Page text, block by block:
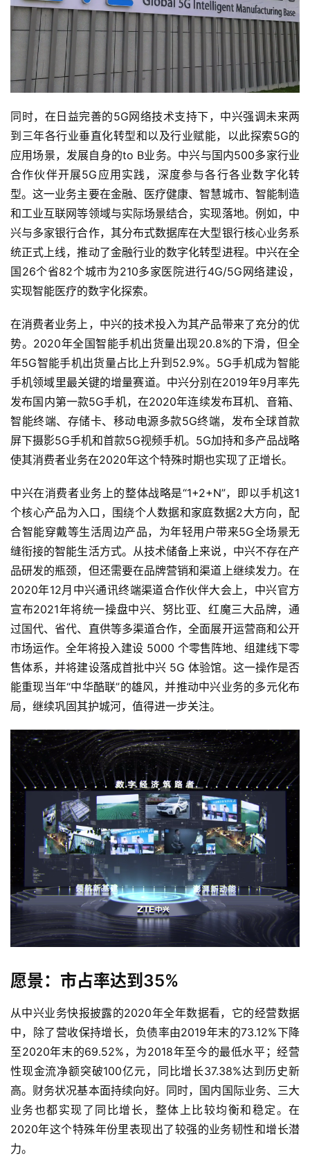
界
人
工
智
能
深
度
学
习
云
计
算
未
来
医
疗
智
能
驾
驶
智
慧
城
市
更
多
内
容
登录 注册
同时，在日益完善的5G网络技术支持下，中兴强调未来两
到三年各行业垂直化转型和以及行业赋能，以此探索5G的
应用场景，发展自身的to B业务。中兴与国内500多家行业
合作伙伴开展5G应用实践，深度参与各行各业数字化转
型。这一业务主要在金融、医疗健康、智慧城市、智能制造
和工业互联网等领域与实际场景结合，实现落地。例如，中
兴与多家银行合作，其分布式数据库在大型银行核心业务系
统正式上线，推动了金融行业的数字化转型进程。中兴在全
国26个省82个城市为210多家医院进行4G/5G网络建设，
实现智能医疗的数字化探索。
在消费者业务上，中兴的技术投入为其产品带来了充分的优
势。2020年全国智能手机出货量出现20.8%的下滑，但全
年5G智能手机出货量占比上升到52.9%。5G手机成为智能
手机领域里最关键的增量赛道。中兴分别在2019年9月率先
发布国内第一款5G手机，在2020年连续发布耳机、音箱、
智能终端、存储卡、移动电源多款5G终端，发布全球首款
屏下摄影5G手机和首款5G视频手机。5G加持和多产品战略
使其消费者业务在2020年这个特殊时期也实现了正增长。
中兴在消费者业务上的整体战略是“1+2+N”，即以手机这1
个核心产品为入口，围绕个人数据和家庭数据2大方向，配
合智能穿戴等生活周边产品，为年轻用户带来5G全场景无
缝衔接的智能生活方式。从技术储备上来说，中兴不存在产
品研发的瓶颈，但还需要在品牌营销和渠道上继续发力。在
2020年12月中兴通讯终端渠道合作伙伴大会上，中兴官方
宣布2021年将统一操盘中兴、努比亚、红魔三大品牌，通
过国代、省代、直供等多渠道合作，全面展开运营商和公开
市场运作。全年将投入建设 5000 个零售阵地、组建线下零
售体系，并将建设落成首批中兴 5G 体验馆。这一操作是否
能重现当年“中华酷联”的雄风，并推动中兴业务的多元化布
局，继续巩固其护城河，值得进一步关注。
愿景：市占率达到35%
从中兴业务快报披露的2020年全年数据看，它的经营数据
中，除了营收保持增长，负债率由2019年末的73.12%下降
至2020年末的69.52%，为2018年至今的最低水平；经营
性现金流净额突破100亿元，同比增长37.38%达到历史新
高。财务状况基本面持续向好。同时，国内国际业务、三大
业务也都实现了同比增长，整体上比较均衡和稳定。在
2020年这个特殊年份里表现出了较强的业务韧性和增长潜
力。